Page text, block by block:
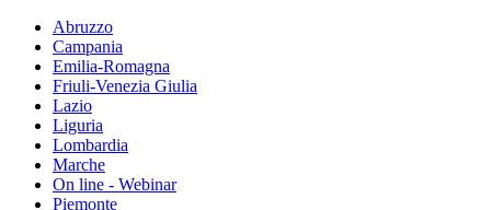
Abruzzo
Campania
Emilia-Romagna
Friuli-Venezia Giulia
Lazio
Liguria
Lombardia
Marche
On line - Webinar
Piemonte